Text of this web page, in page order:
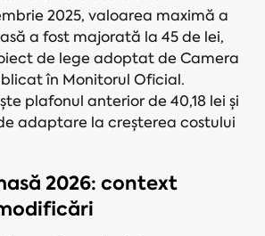
2025, valoarea maximă a
a fost majorată la 45 de lei,
de lege adoptat de Camera
în Monitorul Oficial.
plafonul anterior de 40,18 lei și
adaptare la creșterea costului
2026: context